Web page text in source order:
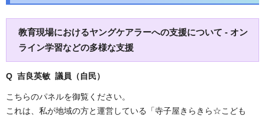
教育現場におけるヤングケアラーへの支援について - オン
ライン学習などの多様な支援
Q 吉良英敏 議員（自民）
こちらのパネルを御覧ください。
これは、私が地域の方と運営している「寺子屋きらきら☆こども